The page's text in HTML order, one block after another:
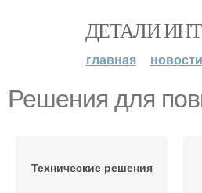
ДЕТАЛИ
главная новости
Решения для
Технические решения